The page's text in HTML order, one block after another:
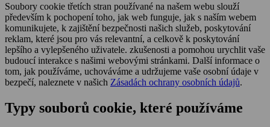
Soubory cookie třetích stran používané na našem webu slouží
především k pochopení toho, jak web funguje, jak s naším webem
komunikujete, k zajištění bezpečnosti našich služeb, poskytování
reklam, které jsou pro vás relevantní, a celkově k poskytování
lepšího a vylepšeného uživatele. zkušenosti a pomohou urychlit vaše
budoucí interakce s našimi webovými stránkami. Další informace o
tom, jak používáme, uchováváme a udržujeme vaše osobní údaje v
bezpečí, naleznete v našich Zásadách ochrany osobních údajů.
Typy souborů cookie, které používáme